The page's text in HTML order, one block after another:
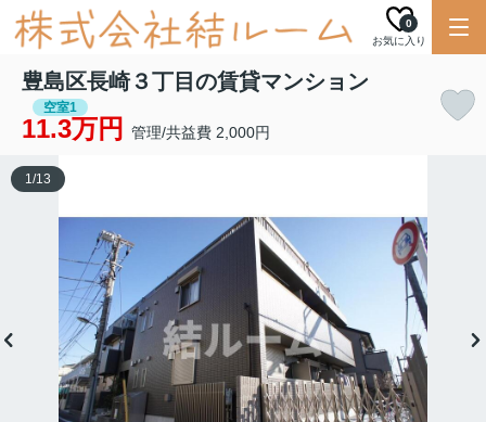
お気に入り
0
豊島区長崎３丁目の賃貸マンション
空室1
11.3万円 管理/共益費 2,000円
1/13